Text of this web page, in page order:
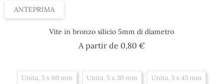
ANTEPRIMA
Vite in bronzo silicio 5mm di diametro
A partir de 0,80 €Prezzo
Unita, 5 x 60 mm Unita, 5 x 30 mm Unita, 5 x 45 mm